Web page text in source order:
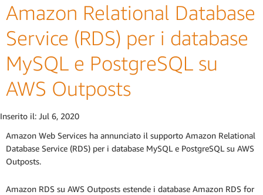
Amazon Relational Database
Service (RDS) per i database
MySQL e PostgreSQL su
AWS Outposts
Inserito il: Jul 6, 2020
Amazon Web Services ha annunciato il supporto Amazon Relational
Database Service (RDS) per i database MySQL e PostgreSQL su AWS
Outposts.
Amazon RDS su AWS Outposts estende i database Amazon RDS for